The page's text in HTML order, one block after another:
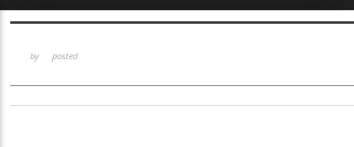
by posted
Sketchbook5, 스케치북5
Sketchbook5, 스케치북5